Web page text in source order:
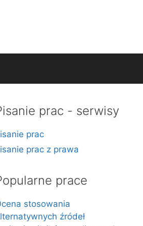
prac - serwisy
prac
prac z prawa
prace
stosowania
źródeł